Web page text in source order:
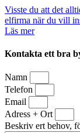
Visste du att det
elfirma när du vill
Läs mer
Kontakta ett bra
Namn
Telefon
Email
Adress + Ort
Beskriv ert behov,